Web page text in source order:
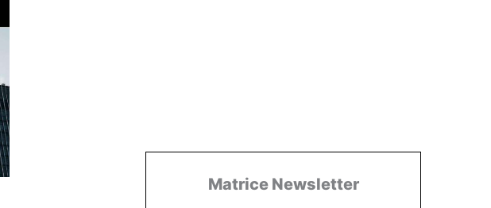
Matrice Newsletter